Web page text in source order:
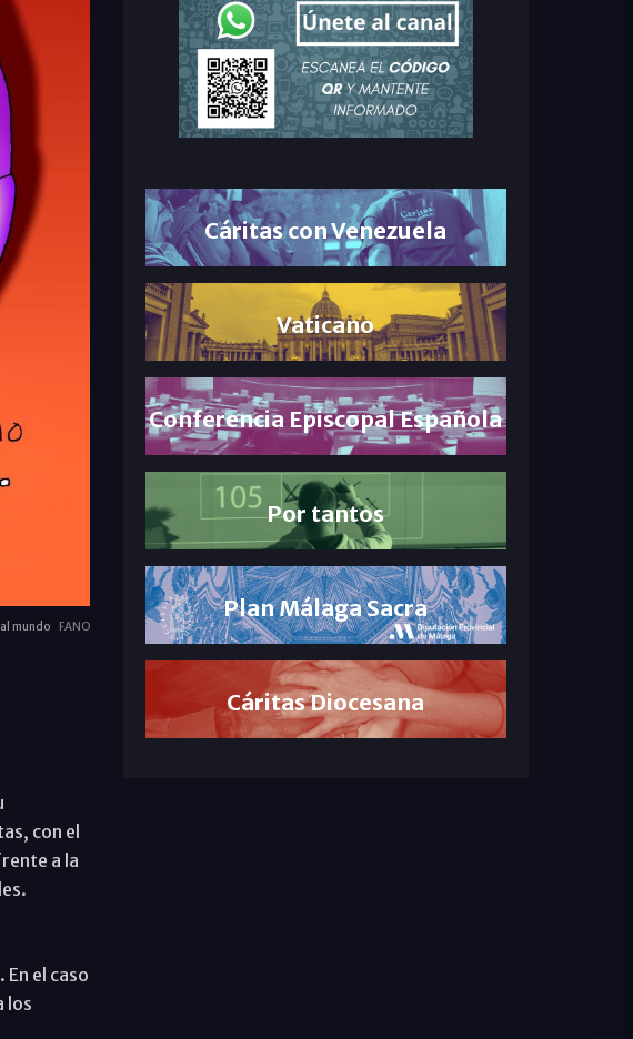
mundo FANO
con el
a la
el caso
los
Cáritas con Venezuela
Vaticano
Conferencia Episcopal Española
Por tantos
Plan Málaga Sacra
Cáritas Diocesana